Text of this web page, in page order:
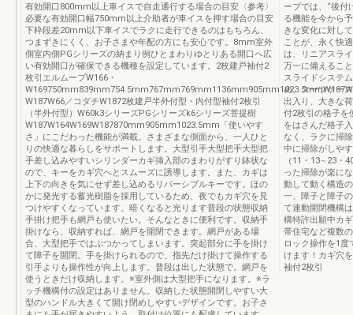
有効開口800mm以上車イスで自走通行する場合の目安〈参考〉
必要な有効開口幅750mm以上介助者が車イスを押す場合の目安
下枠段差20mm以下車イスでラクに走行できるのはもちろん、
つまずきにくく、お子さまや年配の方にも安心です。8mm室外
側室内側PGシリーズの納まり例ひとまわりゆとりある開口へ広
い有効開口が確保できる機種を設定しています。2枚建戸袖付2
枚引エルムーブW166・
W187W66／コダチW1872枚建戸半外付型・内付型袖付2枚引
（半外付型）W60k3シリーズPGシリーズk6シリーズ菩提樹
W187W164W169W187870mm905mm1023.5mm「使いやす
さ」にこだわった機能が満載。さまざまな側面から、一人ひと
りの快適な暮らしをサポートします。大型引手大型把手大型把
手差し込みやすいシリンダーカギ挿入部のまわりがすり鉢状な
ので、キーをカギ穴へとスムーズに誘導します。また、カギは
上下の向きを気にせず差し込めるリバーシブルキーです。ほの
かに発光する蓄光樹脂を採用しているため、夜でもカギ穴を見
つけやすくなっています。暗くなると光ります普段の状態収納
手掛け把手も網戸も使いたい。そんなときに便利です。収納手
掛けなら、収納すれば、網戸を開閉できます。網戸がある場
合、大型把手ではぶつかってしまいます。突起部分に手を掛け
て障子を開閉。手を掛けられるので、指先だけ掛けて操作する
引手よりも操作性が向上します。普段は出した状態で。網戸を
使うときだけ収納します。※室外側は大型把手になります。※ラ
ッチ機構付の設定はありません。収納した状態開閉しやすい大
型のハンドル大きくて開け閉めしやすいデザインです。お子さ
ーブでは、“後付
る機能を今から
きな変化に対し
ことが、永く快
は、リニアスラ
万一に備えるこ
スライドシステ
め、スーツケー
出入り、大きな
付2枚引の格子を
をはさんだ格子
なく、ラクに掃
中に掃除がしや
（11・13∼23・
った掃除が楽に
動して動く構造
一、障子と障子
て連動開閉機構
構特許出願中カ
帯住宅など複数
ロック操作を1
けます！カギ穴
袖付2枚引